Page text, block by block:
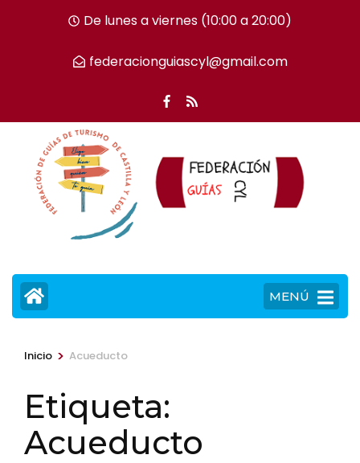
tecla
De lunes a viernes (10:00 a 20:00)
federacionguiascyl@gmail.com
MENÚ
Inicio > Acueducto
Etiqueta:
Acueducto